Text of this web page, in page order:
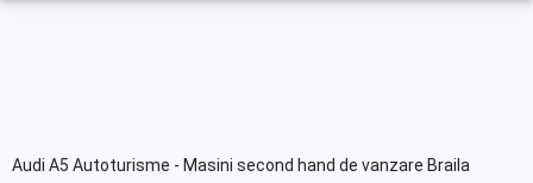
Audi A5 Autoturisme - Masini second hand de vanzare Braila